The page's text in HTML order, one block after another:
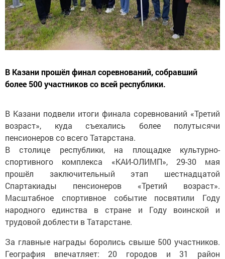
В Казани прошёл финал соревнований, собравший
более 500 участников со всей республики.
В Казани подвели итоги финала соревнований «Третий
возраст», куда съехались более полутысячи
пенсионеров со всего Татарстана.
В столице республики, на площадке культурно-
спортивного комплекса «КАИ-ОЛИМП», 29-30 мая
прошёл заключительный этап шестнадцатой
Спартакиады пенсионеров «Третий возраст».
Масштабное спортивное событие посвятили Году
народного единства в стране и Году воинской и
трудовой доблести в Татарстане.
За главные награды боролись свыше 500 участников.
География впечатляет: 20 городов и 31 район